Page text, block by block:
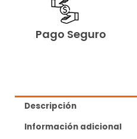
Pago Seguro
Descripción
Información adicional